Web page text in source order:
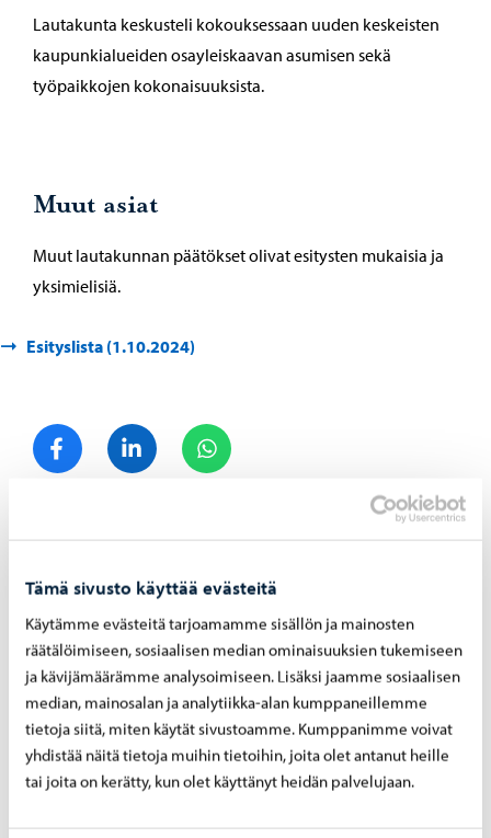
Tämä sivusto käyttää evästeitä
Käytämme evästeitä tarjoamamme sisällön ja mainosten
räätälöimiseen, sosiaalisen median ominaisuuksien tukemiseen
ja kävijämäärämme analysoimiseen. Lisäksi jaamme sosiaalisen
median, mainosalan ja analytiikka-alan kumppaneillemme
tietoja siitä, miten käytät sivustoamme. Kumppanimme voivat
yhdistää näitä tietoja muihin tietoihin, joita olet antanut heille
tai joita on kerätty, kun olet käyttänyt heidän palvelujaan.
Lautakunta keskusteli kokouksessaan uuden keskeisten
kaupunkialueiden osayleiskaavan asumisen sekä
työpaikkojen kokonaisuuksista.
Muut asiat
Muut lautakunnan päätökset olivat esitysten mukaisia ja
yksimielisiä.
Esityslista (1.10.2024)
Jaa FacebookJaa LinkedIn
Kaupunki tiedottaa-07.08.2026
Kump­pa­nuus­ha­ku auki jo elo­kuus­sa – uu­te­
na muo­to­na yl­lä­pi­to­kump­pa­nuus